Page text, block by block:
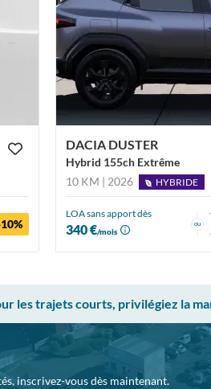
DACIA DUSTER
Hybrid 155ch Extrême
10 KM | 2026
HYBRIDE
LOA sans apport dès
340 €/mois
ou
les trajets courts, privilégiez la
inscrivez-vous dès maintenant.